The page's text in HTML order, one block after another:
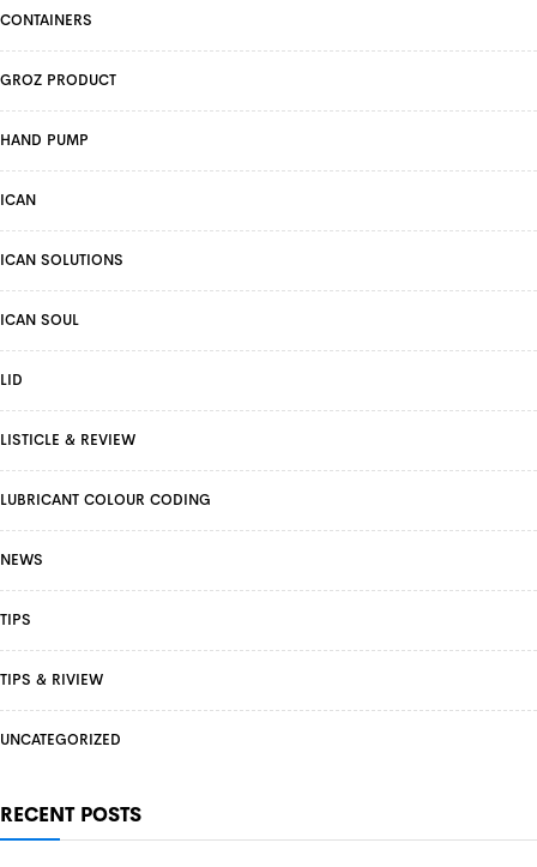
CONTAINERS
GROZ PRODUCT
HAND PUMP
ICAN
ICAN SOLUTIONS
ICAN SOUL
LID
LISTICLE & REVIEW
LUBRICANT COLOUR CODING
NEWS
TIPS
TIPS & RIVIEW
UNCATEGORIZED
RECENT POSTS